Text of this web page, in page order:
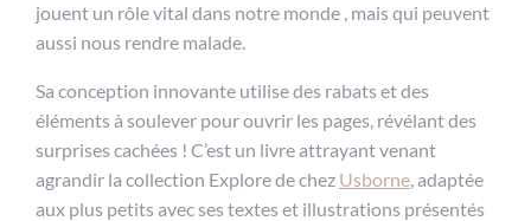
jouent un rôle vital dans notre monde , mais qui peuvent
aussi nous rendre malade.
Sa conception innovante utilise des rabats et des
éléments à soulever pour ouvrir les pages, révélant des
surprises cachées ! C’est un livre attrayant venant
agrandir la collection Explore de chez Usborne, adaptée
aux plus petits avec ses textes et illustrations présentés